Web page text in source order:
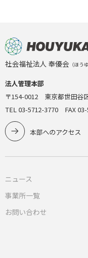
社会福祉法人 奉優会 （ほう
法人管理本部
〒154-0012 東京都世田谷
TEL 03-5712-3770 FAX 03-
本部へのアクセス
ニュース
事業所一覧
お問い合わせ